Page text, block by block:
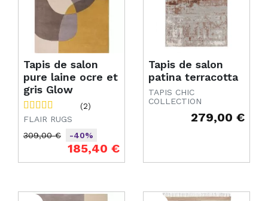
Tapis de salon
pure laine ocre et
gris Glow
(2)
FLAIR RUGS
Prix de base
309,00 €
-40%
185,40 €
Tapis de salon
patina terracotta
TAPIS CHIC
COLLECTION
279,00 €